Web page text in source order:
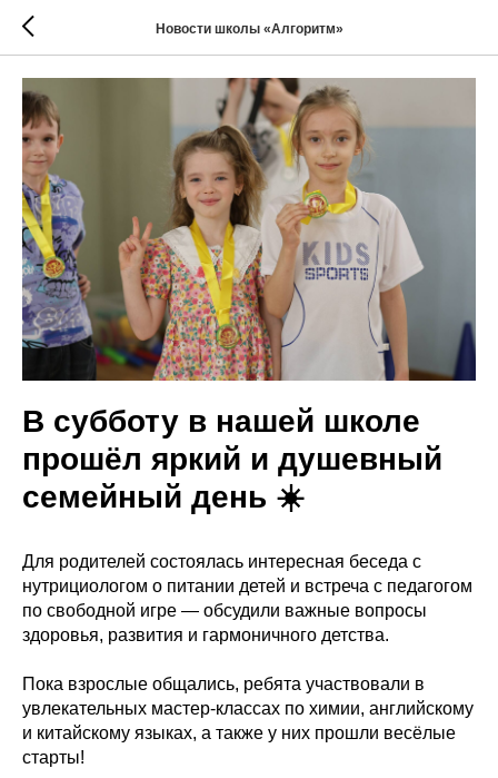
Новости школы «Алгоритм»
В субботу в нашей школе
прошёл яркий и душевный
семейный день ☀️
Для родителей состоялась интересная беседа с
нутрициологом о питании детей и встреча с педагогом
по свободной игре — обсудили важные вопросы
здоровья, развития и гармоничного детства.
Пока взрослые общались, ребята участвовали в
увлекательных мастер-классах по химии, английскому
и китайскому языках, а также у них прошли весёлые
старты!